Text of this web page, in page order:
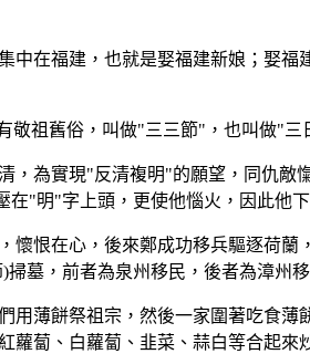
中在福建，也就是娶福建新娘；娶
敬祖舊俗，叫做"三三節"，也叫做"
，為實現"反清複明"的願望，同仇
"明"字上頭，更使他惱火，因此他
懷恨在心，後來鄭成功移兵驅逐荷
墓，前者為泉州移民，後者為漳州移
用薄餅祭祖宗，然後一家圍著吃食
蘿蔔、白蘿蔔、韭菜、蒜白等合起